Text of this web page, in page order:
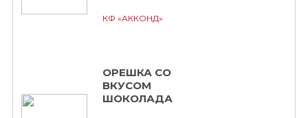
КФ «АККОНД»
ОРЕШКА СО
ВКУСОМ
ШОКОЛАДА